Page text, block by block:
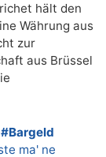
hält den
Währung aus
zur
aus Brüssel
#Bargeld
ma' ne